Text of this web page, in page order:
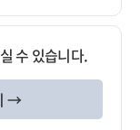
수 있습니다.
→